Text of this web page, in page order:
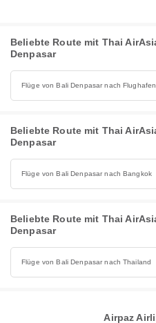
Beliebte Route mit Thai
Denpasar
Flüge von Bali Denpasar nach
Beliebte Route mit Thai
Denpasar
Flüge von Bali Denpasar nach Bangkok
Beliebte Route mit Thai
Denpasar
Flüge von Bali Denpasar nach Thailand
Airpaz